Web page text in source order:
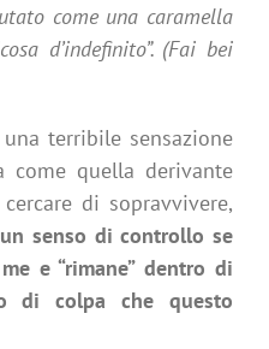
come una caramella
d’indefinito”. (Fai bei
terribile sensazione
come quella derivante
di sopravvivere,
senso di controllo se
e “rimane” dentro di
di colpa che questo